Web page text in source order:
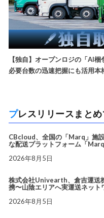
【独自】オープンロジの「AI
必要台数の迅速把握にも活用本
プレスリリースまと
CBcloud、全国の「Marq」施
な配送プラットフォーム「
2026年8月5日
株式会社Univearth、倉吉運送
携〜山陰エリアへ実運送ネット
2026年8月5日